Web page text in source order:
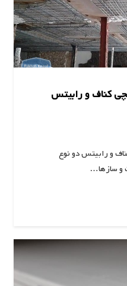
کناف و رابیتس
کناف و رابیتس دو نوع
و سازها…